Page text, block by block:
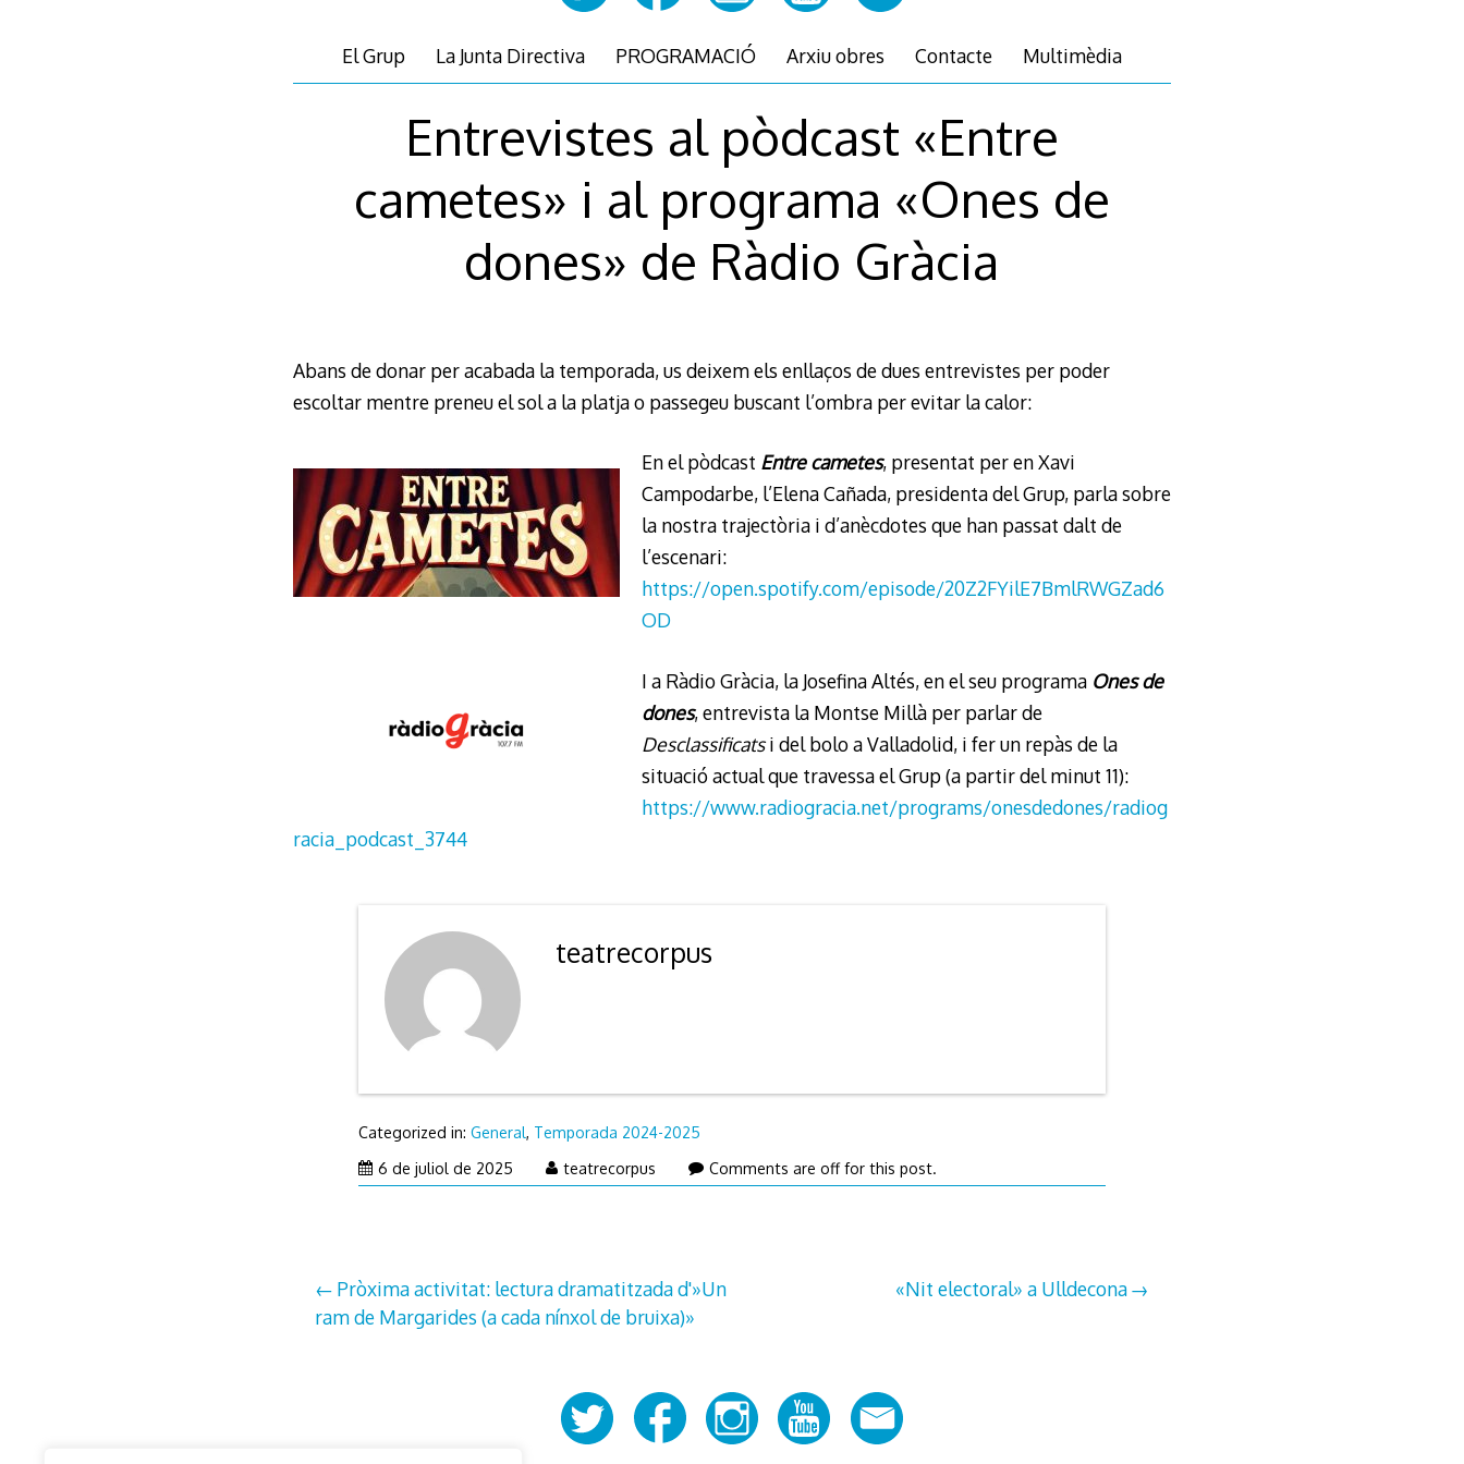
El Grup La Junta Directiva PROGRAMACIÓ Arxiu obres Contacte Multimèdia
Entrevistes al pòdcast «Entre
cametes» i al programa «Ones de
dones» de Ràdio Gràcia
Abans de donar per acabada la temporada, us deixem els enllaços de dues entrevistes per poder
escoltar mentre preneu el sol a la platja o passegeu buscant l’ombra per evitar la calor:
En el pòdcast Entre cametes, presentat per en Xavi
Campodarbe, l’Elena Cañada, presidenta del Grup, parla sobre
la nostra trajectòria i d’anècdotes que han passat dalt de
l’escenari:
https://open.spotify.com/episode/20Z2FYilE7BmlRWGZad6
OD
I a Ràdio Gràcia, la Josefina Altés, en el seu programa Ones de
dones, entrevista la Montse Millà per parlar de
Desclassificatsi del bolo a Valladolid, i fer un repàs de la
situació actual que travessa el Grup (a partir del minut 11):
https://www.radiogracia.net/programs/onesdedones/radiog
racia_podcast_3744
teatrecorpus
Categorized in:General, Temporada 2024-2025
6 de juliol de 2025
de
teatrecorpus Comments are off for this post.
Navegació
d'entrades
Pròxima activitat: lectura dramatitzada d'»Un
ram de Margarides (a cada nínxol de bruixa)»
«Nit electoral» a Ulldecona